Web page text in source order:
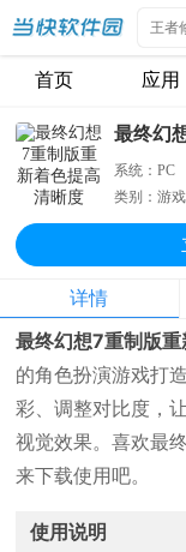
首页 应用
系统：PC
类别：游
详情
最终幻想7重制版
的角色扮演游戏打
彩、调整对比度，
视觉效果。喜欢最
来下载使用吧。
使用说明